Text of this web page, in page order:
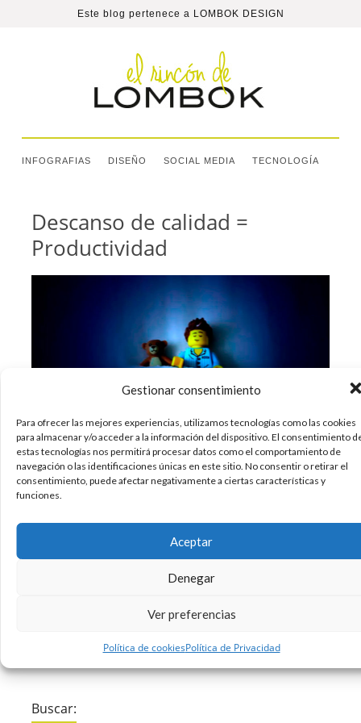
Gestionar consentimiento
Para ofrecer las mejores experiencias, utilizamos tecnologías como las cookies
para almacenar y/o acceder a la información del dispositivo. El consentimiento
estas tecnologías nos permitirá procesar datos como el comportamiento de
navegación o las identificaciones únicas en este sitio. No consentir o retirar el
consentimiento, puede afectar negativamente a ciertas características y
funciones.
Aceptar
Denegar
Ver preferencias
Política de cookiesPolítica de Privacidad
Este blog pertenece a LOMBOK DESIGN
INFOGRAFIAS DISEÑO SOCIAL MEDIA TECNOLOGÍA
Descanso de calidad =
Productividad
¿Cuántas horas de sueño hacéis?, ¿Alguno de
vosotros supera las siete horas de sueño por
noche? Si es así, ¡Enhorabuena! Señal de que
mayoría de la sociedad activa
Buscar: